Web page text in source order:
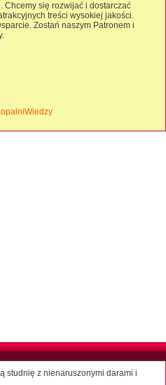
Chcemy się rozwijać i dostarczać
treści wysokiej jakości.
Zostań naszym Patronem i
studnię z nienaruszonymi darami i